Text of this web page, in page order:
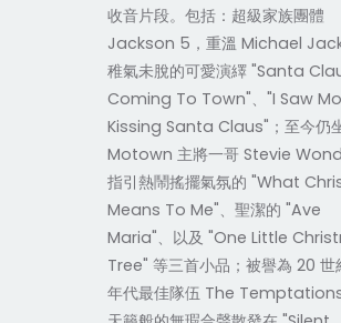
收音片段。包括：超級家族團體
Jackson 5，重溫 Michael
稚氣未脫的可愛演繹 "Santa
Coming To Town"、"I Saw
Kissing Santa Claus"；至今仍
Motown 主將一哥 Stevie
指引熱鬧搖擺氣氛的 "What
Means To Me"、聖潔的 "Ave
Maria"、以及 "One Little
Tree" 等三首小品；被譽為 20 世
年代最佳隊伍 The